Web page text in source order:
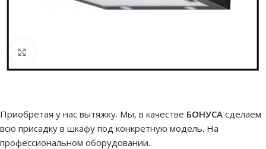
Приобретая у нас вытяжку. Мы, в качестве БОНУСА сделаем
всю присадку в шкафу под конкретную модель. На
профессиональном оборудовании..